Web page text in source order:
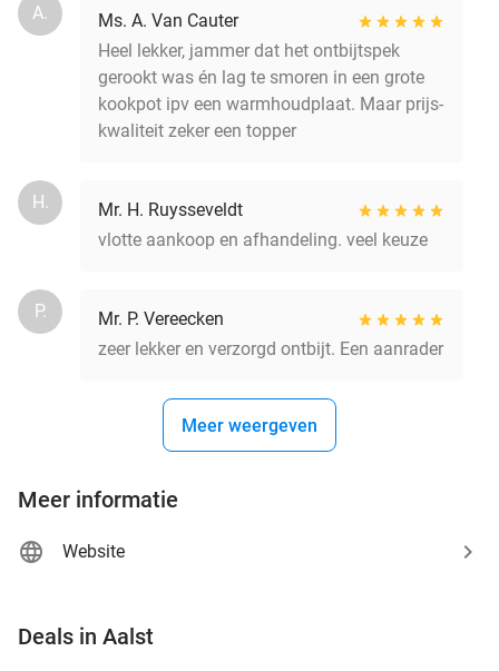
A.
Ms. A. Van Cauter
Heel lekker, jammer dat het ontbijtspek
gerookt was én lag te smoren in een grote
kookpot ipv een warmhoudplaat. Maar prijs-
kwaliteit zeker een topper
H.
Mr. H. Ruysseveldt
vlotte aankoop en afhandeling. veel keuze
P.
Mr. P. Vereecken
zeer lekker en verzorgd ontbijt. Een aanrader
Meer weergeven
Meer informatie
Website
Deals in Aalst